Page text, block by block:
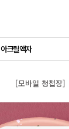
아크릴액자
[모바일 청첩장]